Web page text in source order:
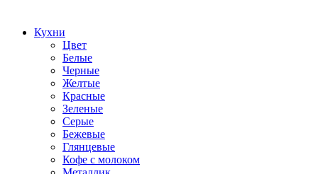
Кухни
Цвет
Белые
Черные
Желтые
Красные
Зеленые
Серые
Бежевые
Глянцевые
Кофе с молоком